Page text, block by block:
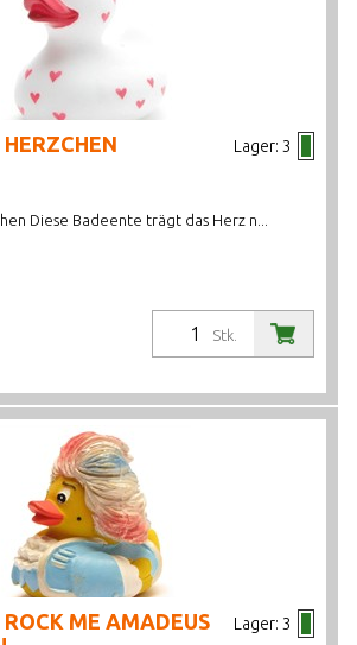
Lager: 3
Diese Badeente trägt das Herz n...
Stk.
Lager: 3
ME AMADEUS